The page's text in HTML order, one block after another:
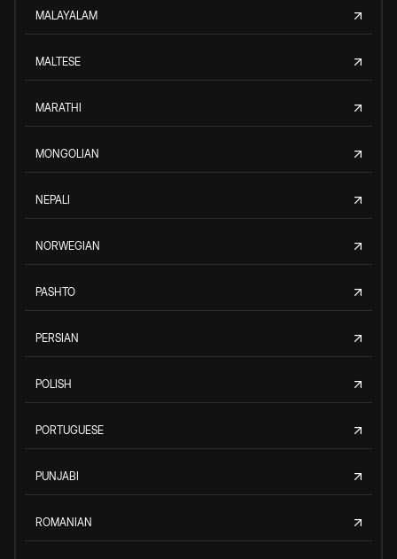
MALAYALAM
MALTESE
MARATHI
MONGOLIAN
NEPALI
NORWEGIAN
PASHTO
PERSIAN
POLISH
PORTUGUESE
PUNJABI
ROMANIAN